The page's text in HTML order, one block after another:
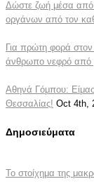
Δώστε ζωή μέσα
οργάνων από τον
Για πρώτη φορά στον
άνθρωπο νεφρό από
Αθηνά Γόμπου:
Θεσσαλίας! Oct 4th,
Δημοσιεύματα
Το στοίχημα της